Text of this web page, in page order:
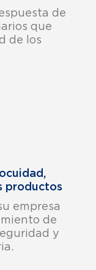
de
que
de los
productos
empresa
de
y